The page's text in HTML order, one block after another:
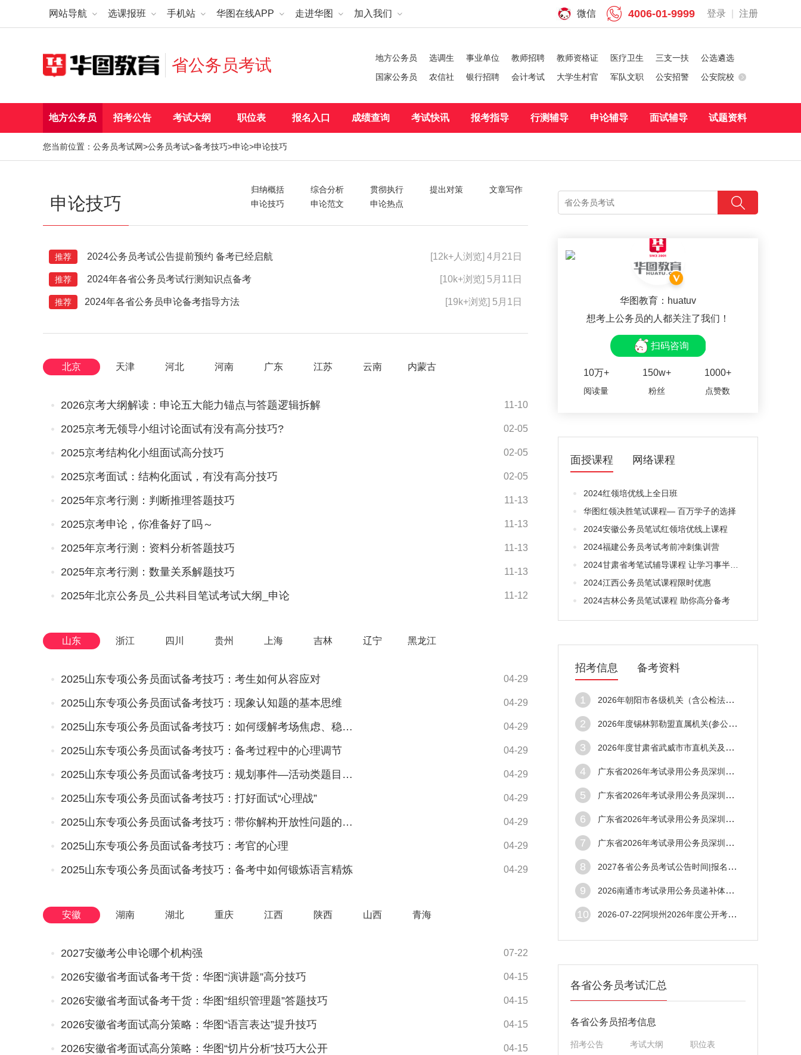
网站导航 选课报班 手机站 华图在线APP 走进华图 加入我们 登录 注册
4006-01-9999
微信
省公务员考试 地方公务员 选调生 事业单位 教师招聘 教师资格证 医疗卫生 三支一扶
公选遴选
国家公务员
农信社 银行招聘 会计考试 大学生村官 军队文职 公安招警 公安院校
地方公务员 招考公告 考试大纲 职位表 报名入口 成绩查询 考试快讯 报考指导 行测辅导 申论辅导 面试辅导 试题资料
您当前位置： 公务员考试网>公务员考试>备考技巧>申论>申论技巧
申论技巧
归纳概括 综合分析 贯彻执行 提出对策
文章写作
申论技巧
申论范文 申论热点
推荐 2024公务员考试公告提前预约 备考已经启航 [12k+人浏览] 4月21日
推荐 2024年各省公务员考试行测知识点备考 [10k+浏览] 5月11日
推荐 2024年各省公务员申论备考指导方法 [19k+浏览] 5月1日
北京 天津 河北 河南 广东 江苏 云南 内蒙古
11-10
2026京考大纲解读：申论五大能力锚点与答题逻辑拆解
02-05
2025京考无领导小组讨论面试有没有高分技巧?
02-05
2025京考结构化小组面试高分技巧
02-05
2025京考面试：结构化面试，有没有高分技巧
11-13
2025年京考行测：判断推理答题技巧
11-13
2025京考申论，你准备好了吗～
11-13
2025年京考行测：资料分析答题技巧
11-13
2025年京考行测：数量关系解题技巧
11-12
2025年北京公务员_公共科目笔试考试大纲_申论
山东 浙江 四川 贵州 上海 吉林 辽宁 黑龙江
04-29
2025山东专项公务员面试备考技巧：考生如何从容应对
04-29
2025山东专项公务员面试备考技巧：现象认知题的基本思维
04-29
2025山东专项公务员面试备考技巧：如何缓解考场焦虑、稳定发挥
04-29
2025山东专项公务员面试备考技巧：备考过程中的心理调节
04-29
2025山东专项公务员面试备考技巧：规划事件—活动类题目破解
04-29
2025山东专项公务员面试备考技巧：打好面试“心理战”
04-29
2025山东专项公务员面试备考技巧：带你解构开放性问题的个人
04-29
2025山东专项公务员面试备考技巧：考官的心理
04-29
2025山东专项公务员面试备考技巧：备考中如何锻炼语言精炼
安徽 湖南 湖北 重庆 江西 陕西 山西 青海
07-22
2027安徽考公申论哪个机构强
04-15
2026安徽省考面试备考干货：华图“演讲题”高分技巧
04-15
2026安徽省考面试备考干货：华图“组织管理题”答题技巧
04-15
2026安徽省考面试高分策略：华图“语言表达”提升技巧
04-15
2026安徽省考面试高分策略：华图“切片分析”技巧大公开
华图教育：huatuv
想考上公务员的人都关注了我们！
扫码咨询
10万+
阅读量
150w+
粉丝
1000+
点赞数
面授课程 网络课程
2024红领培优线上全日班
华图红领决胜笔试课程— 百万学子的选择
2024安徽公务员笔试红领培优线上课程
2024福建公务员考试考前冲刺集训营
2024江西公务员笔试课程限时优惠
2024吉林公务员笔试课程 助你高分备考
招考信息 备考资料
1 2026年朝阳市各级机关（含公检法戒毒系统）及参照公务员法管理单位考试录用公务员（工作人员）拟录用人员公告（第二批）
2 2026年度锡林郭勒盟直属机关(参公单位)公开遴选公务员公告
3 2026年度甘肃省武威市市直机关及参照公务员法管理单位公开遴选公务员及参照公务员法管理单位工作人员进入资格复审人员名单及相关事宜的公告
4 广东省2026年考试录用公务员深圳市市场监督管理局拟录用人员公示公告（第五批）
5 广东省2026年考试录用公务员深圳市市场监督管理局拟录用人员公示公告（第五批）
6 广东省2026年考试录用公务员深圳市市场监督管理局拟录用人员公示公告（第五批）
7 广东省2026年考试录用公务员深圳市市场监督管理局拟录用人员公示公告（第五批）
8 2027各省公务员考试公告时间|报名时间|笔试时间|考试信息汇总
9 2026南通市考试录用公务员递补体检人选公告
10 2026-07-22阿坝州2026年度公开考试补充录用公务员（参照管理工作人员）体检结论公告（第2批）
各省公务员考试汇总
各省公务员招考信息
招考公告 考试大纲 职位表